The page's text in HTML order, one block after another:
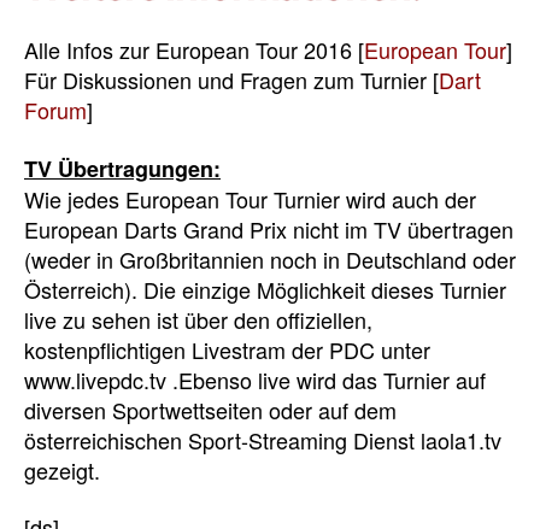
Alle Infos zur European Tour 2016 [European Tour]
Für Diskussionen und Fragen zum Turnier [Dart
Forum]
TV Übertragungen:
Wie jedes European Tour Turnier wird auch der
European Darts Grand Prix nicht im TV übertragen
(weder in Großbritannien noch in Deutschland oder
Österreich). Die einzige Möglichkeit dieses Turnier
live zu sehen ist über den offiziellen,
kostenpflichtigen Livestram der PDC unter
www.livepdc.tv .Ebenso live wird das Turnier auf
diversen Sportwettseiten oder auf dem
österreichischen Sport-Streaming Dienst laola1.tv
gezeigt.